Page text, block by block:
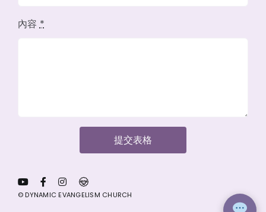
內容*
提交表格
© DYNAMIC EVANGELISM CHURCH